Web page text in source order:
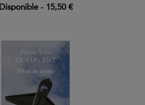
Disponible- 15,50 €